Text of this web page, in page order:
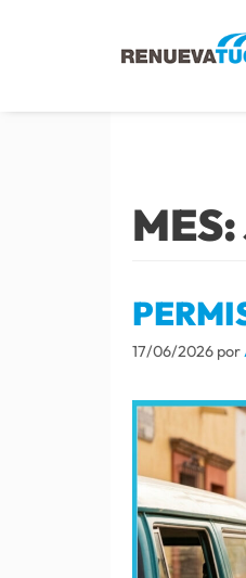
MES:
17/06/2026 por